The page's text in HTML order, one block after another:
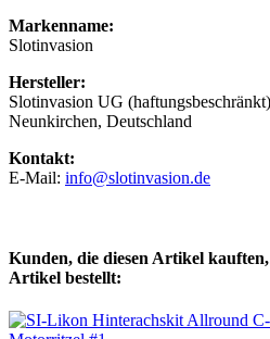
Markenname:
Slotinvasion
Hersteller:
Slotinvasion UG
Neunkirchen, Deutschland
Kontakt:
E-Mail: info@slotinvasion.de
Kunden, die diesen Artikel
Artikel bestellt: